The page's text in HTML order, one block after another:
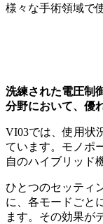
様々な手術領域で
洗練された電圧制
分野において、優
VI03では、使用状
ています。モノポ
自のハイブリッド
ひとつのセッティ
に、各モードごと
ます。その効果が